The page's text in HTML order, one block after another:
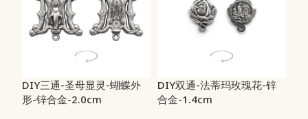
DIY三通-圣母显灵-蝴蝶外
形-锌合金-2.0cm
DIY双通-法蒂玛玫瑰花-锌
合金-1.4cm